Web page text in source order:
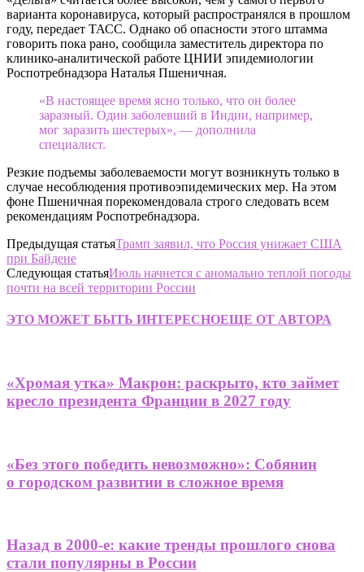
варианта коронавируса, который распространялся в прошлом
году, передает ТАСС. Однако об опасности этого штамма
говорить пока рано, сообщила заместитель директора по
клинико-аналитической работе ЦНИИ эпидемиологии
Роспотребнадзора Наталья Пшеничная.
«В настоящее время ясно только, что он более
заразный. Один заболевший в Индии, например,
мог заразить шестерых», — дополнила
специалист.
Резкие подъемы заболеваемости могут возникнуть только в
случае несоблюдения противоэпидемических мер. На этом
фоне Пшеничная порекомендовала строго следовать всем
рекомендациям Роспотребнадзора.
Предыдущая статьяТрамп заявил, что Россия унижает США
при Байдене
Следующая статьяИюль начнется с аномально теплой погоды
почти на всей территории России
ЭТО МОЖЕТ БЫТЬ ИНТЕРЕСНОЕЩЕ ОТ АВТОРА
«Хромая утка» Макрон: раскрыто, кто займет
кресло президента Франции в 2027 году
«Без этого победить невозможно»: Собянин
о городском развитии в сложное время
Назад в 2000-е: какие тренды прошлого снова
стали популярны в России